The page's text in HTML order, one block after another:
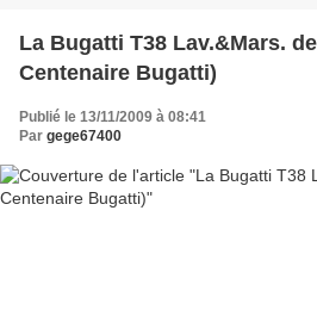
La Bugatti T38 Lav.&Mars.
Centenaire Bugatti)
Publié le 13/11/2009 à 08:41
Par gege67400